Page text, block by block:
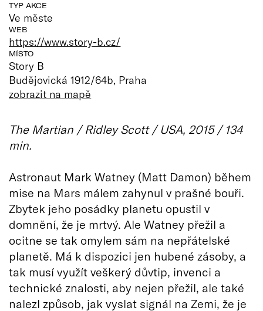
TYP AKCE
Ve měste
WEB
https://www.story-b.cz/
MÍSTO
Story B
Budějovická 1912/64b, Praha
zobrazit na mapě
The Martian / Ridley Scott / USA, 2015 / 134
min.
Astronaut Mark Watney (Matt Damon) během
mise na Mars málem zahynul v prašné bouři.
Zbytek jeho posádky planetu opustil v
domnění, že je mrtvý. Ale Watney přežil a
ocitne se tak omylem sám na nepřátelské
planetě. Má k dispozici jen hubené zásoby, a
tak musí využít veškerý důvtip, invenci a
technické znalosti, aby nejen přežil, ale také
nalezl způsob, jak vyslat signál na Zemi, že je